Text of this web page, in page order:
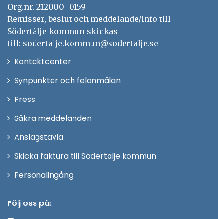
Org.nr. 212000–0159
Remisser, beslut och meddelande/info till
Södertälje kommun skickas
till: sodertalje.kommun@sodertalje.se
KontaktcenterÖppna
Synpunkter och felanmälan
Press
fönster
Säkra meddelanden
Anslagstavla
Skicka faktura till Södertälje kommun
PersonalingångÖppna
Följ oss på: